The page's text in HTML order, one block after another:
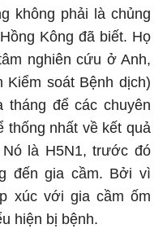
không phải là chủng
Kông đã biết. Họ
nghiên cứu ở Anh,
Kiểm soát Bệnh dịch)
tháng để các chuyên
thống nhất về kết quả
là H5N1, trước đó
đến gia cầm. Bởi vì
xúc với gia cầm ốm
hiện bị bệnh.